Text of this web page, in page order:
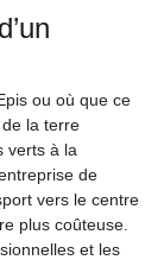
ou où que ce
la terre
verts à la
de
vers le centre
plus coûteuse.
et les